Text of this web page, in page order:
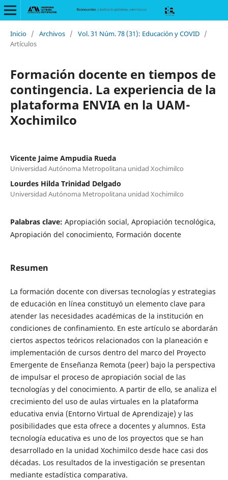
Inicio / Archivos / Vol. 31 Núm. 78 (31): Educación y COVID /
Artículos
Formación docente en tiempos de
contingencia. La experiencia de la
plataforma ENVIA en la UAM-
Xochimilco
Vicente Jaime Ampudia Rueda
Universidad Autónoma Metropolitana unidad Xochimilco
Lourdes Hilda Trinidad Delgado
Universidad Autónoma Metropolitana unidad Xochimilco
Palabras clave: Apropiación social, Apropiación tecnológica,
Apropiación del conocimiento, Formación docente
Resumen
La formación docente con diversas tecnologías y estrategias
de educación en línea constituyó un elemento clave para
atender las necesidades académicas de la institución en
condiciones de confinamiento. En este artículo se abordarán
ciertos aspectos teóricos relacionados con la planeación e
implementación de cursos dentro del marco del Proyecto
Emergente de Enseñanza Remota (peer) bajo la perspectiva
de impulsar el proceso de apropiación social de las
tecnologías y del conocimiento. A partir de ello, se analiza el
crecimiento del uso de aulas virtuales en la plataforma
educativa envia (Entorno Virtual de Aprendizaje) y las
posibilidades que esta ofrece a docentes y alumnos. Esta
tecnología educativa es uno de los proyectos que se han
desarrollado en la unidad Xochimilco desde hace casi dos
décadas. Los resultados de la investigación se presentan
mediante estadística comparativa.